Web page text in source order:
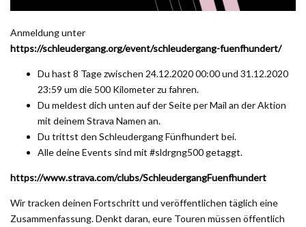
Anmeldung unter
https://schleudergang.org/event/schleudergang-fuenfhundert/
Du hast 8 Tage zwischen 24.12.2020 00:00 und 31.12.2020
23:59 um die 500 Kilometer zu fahren.
Du meldest dich unten auf der Seite per Mail an der Aktion
mit deinem Strava Namen an.
Du trittst den Schleudergang Fünfhundert bei.
Alle deine Events sind mit #sldrgng500 getaggt.
https://www.strava.com/clubs/SchleudergangFuenfhundert
Wir tracken deinen Fortschritt und veröffentlichen täglich eine
Zusammenfassung. Denkt daran, eure Touren müssen öffentlich